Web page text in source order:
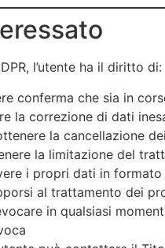
l’utente ha il diritto di:
conferma che sia in
la correzione di dati
la cancellazione
la limitazione del
i propri dati in
al trattamento dei
in qualsiasi